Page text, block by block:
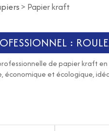
> Papier kraft
:
de papier kraft
économique et écologique,